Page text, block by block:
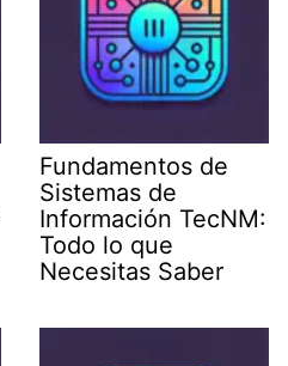
Fundamentos de
Sistemas de
Información TecNM:
Todo lo que
Necesitas Saber